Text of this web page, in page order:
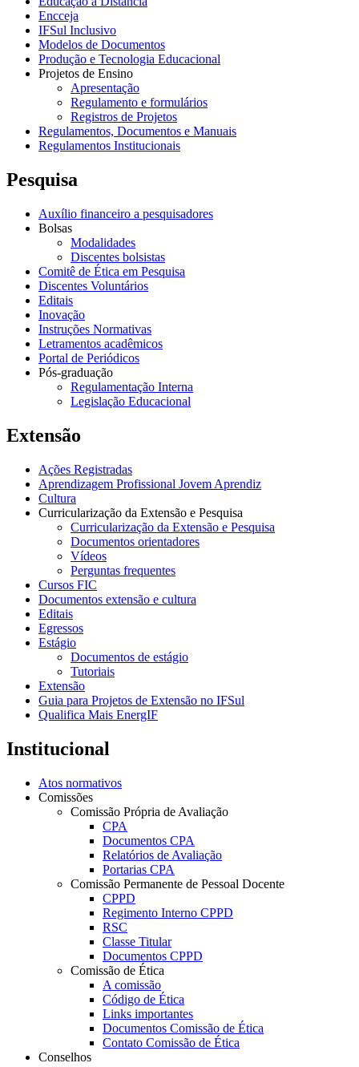
Encceja
IFSul Inclusivo
Modelos de Documentos
Produção e Tecnologia Educacional
Projetos de Ensino
Apresentação
Regulamento e formulários
Registros de Projetos
Regulamentos, Documentos e Manuais
Regulamentos Institucionais
Pesquisa
Auxílio financeiro a pesquisadores
Bolsas
Modalidades
Discentes bolsistas
Comitê de Ética em Pesquisa
Discentes Voluntários
Editais
Inovação
Instruções Normativas
Letramentos acadêmicos
Portal de Periódicos
Pós-graduação
Regulamentação Interna
Legislação Educacional
Extensão
Ações Registradas
Aprendizagem Profissional Jovem Aprendiz
Cultura
Curricularização da Extensão e Pesquisa
Curricularização da Extensão e Pesquisa
Documentos orientadores
Vídeos
Perguntas frequentes
Cursos FIC
Documentos extensão e cultura
Editais
Egressos
Estágio
Documentos de estágio
Tutoriais
Extensão
Guia para Projetos de Extensão no IFSul
Qualifica Mais EnergIF
Institucional
Atos normativos
Comissões
Comissão Própria de Avaliação
CPA
Documentos CPA
Relatórios de Avaliação
Portarias CPA
Comissão Permanente de Pessoal Docente
CPPD
Regimento Interno CPPD
RSC
Classe Titular
Documentos CPPD
Comissão de Ética
A comissão
Código de Ética
Links importantes
Documentos Comissão de Ética
Contato Comissão de Ética
Conselhos